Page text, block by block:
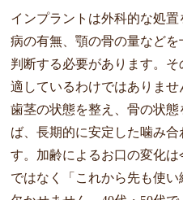
インプラントは外科的な処
病の有無、顎の骨の量など
判断する必要があります。
適しているわけではありま
歯茎の状態を整え、骨の状
ば、長期的に安定した噛み
す。加齢によるお口の変化は
ではなく「これから先も使